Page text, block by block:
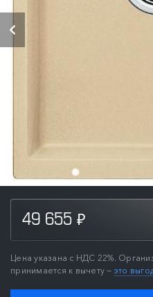
49 655 ₽
Цена указана с НДС 22%.
принимается к вычету — это